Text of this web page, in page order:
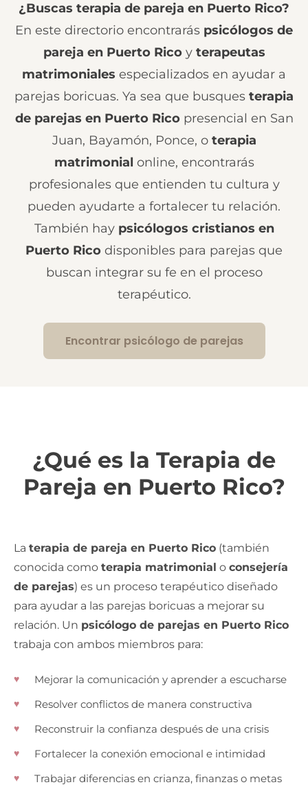
¿Buscas terapia de pareja en Puerto Rico?
En este directorio encontrarás psicólogos de
pareja en Puerto Ricoy terapeutas
matrimoniales especializados en ayudar a
parejas boricuas. Ya sea que busques terapia
de parejas en Puerto Ricopresencial en San
Juan, Bayamón, Ponce, o terapia
matrimonial online, encontrarás
profesionales que entienden tu cultura y
pueden ayudarte a fortalecer tu relación.
También hay psicólogos cristianos en
Puerto Rico disponibles para parejas que
buscan integrar su fe en el proceso
terapéutico.
Encontrar psicólogo de parejas
¿Qué es la Terapia de
Pareja en Puerto Rico?
La terapia de pareja en Puerto Rico (también
conocida como terapia matrimonial o consejería
de parejas) es un proceso terapéutico diseñado
para ayudar a las parejas boricuas a mejorar su
relación. Un psicólogo de parejas en Puerto Rico
trabaja con ambos miembros para:
Mejorar la comunicación y aprender a escucharse
Resolver conflictos de manera constructiva
Reconstruir la confianza después de una crisis
Fortalecer la conexión emocional e intimidad
Trabajar diferencias en crianza, finanzas o metas